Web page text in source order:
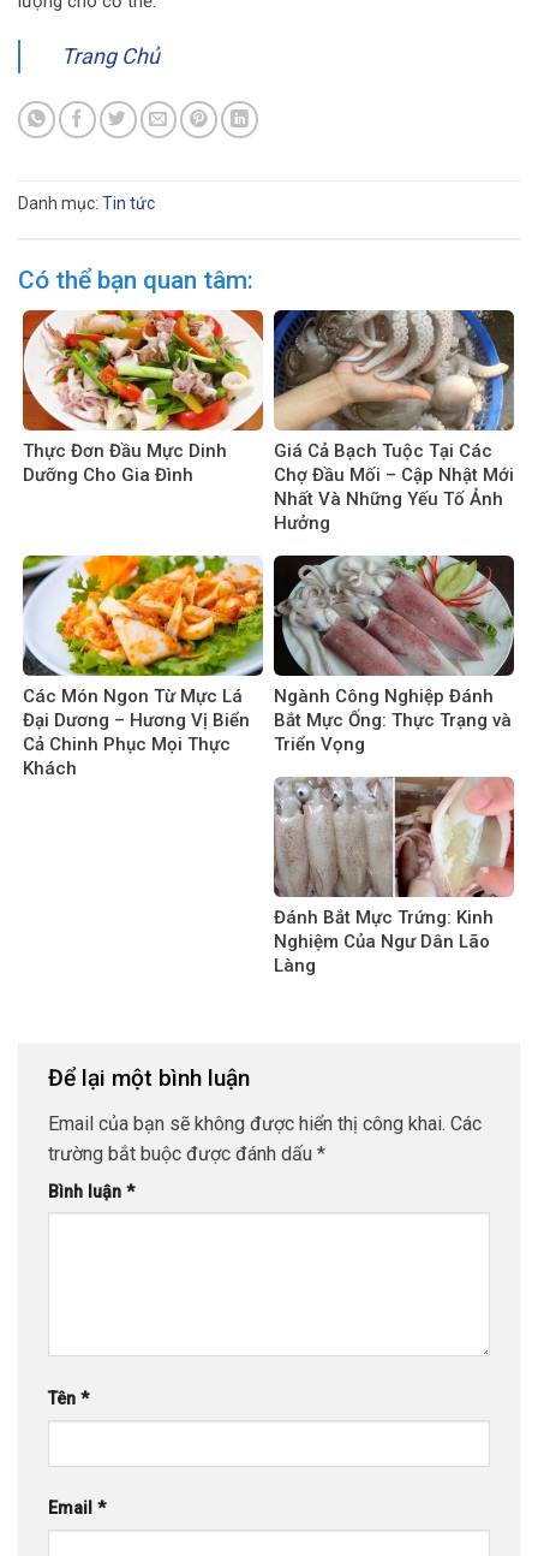
Trang Chủ
Danh mục: Tin tức
Có thể bạn quan tâm:
Thực Đơn Đầu Mực Dinh
Dưỡng Cho Gia Đình
Giá Cả Bạch Tuộc Tại Các
Chợ Đầu Mối – Cập Nhật Mới
Nhất Và Những Yếu Tố Ảnh
Hưởng
Các Món Ngon Từ Mực Lá
Đại Dương – Hương Vị Biển
Cả Chinh Phục Mọi Thực
Khách
Ngành Công Nghiệp Đánh
Bắt Mực Ống: Thực Trạng và
Triển Vọng
Đánh Bắt Mực Trứng: Kinh
Nghiệm Của Ngư Dân Lão
Làng
Để lại một bình luận
Email của bạn sẽ không được hiển thị công khai. Các
trường bắt buộc được đánh dấu *
Bình luận *
Tên *
Email *